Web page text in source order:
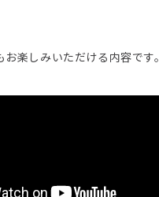
楽しみいただける内容です。